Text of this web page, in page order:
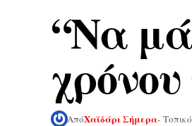
“Να
ΑπόΧαϊδάρι Σήμερα-